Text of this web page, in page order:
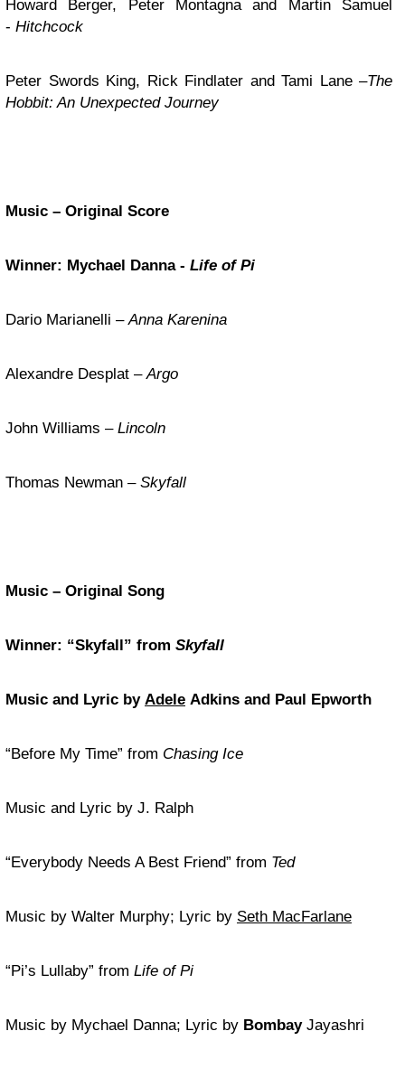
Howard Berger, Peter Montagna and Martin Samuel
- Hitchcock
Peter Swords King, Rick Findlater and Tami Lane –The
Hobbit: An Unexpected Journey
Music – Original Score
Winner: Mychael Danna - Life of Pi
Dario Marianelli –Anna Karenina
Alexandre Desplat –Argo
John Williams – Lincoln
Thomas Newman – Skyfall
Music – Original Song
Winner: “Skyfall” from Skyfall
Music and Lyric by Adele Adkins and Paul Epworth
“Before My Time” from Chasing Ice
Music and Lyric by J. Ralph
“Everybody Needs A Best Friend” from Ted
Music by Walter Murphy; Lyric by Seth MacFarlane
“Pi’s Lullaby” from Life of Pi
Music by Mychael Danna; Lyric by BombayJayashri